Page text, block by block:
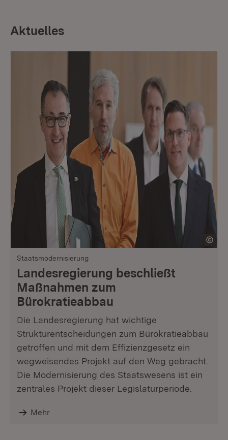
Aktuelles
Staatsmodernisierung
Landesregierung beschließt
Maßnahmen zum
Bürokratieabbau
Die Landesregierung hat wichtige
Strukturentscheidungen zum Bürokratieabbau
getroffen und mit dem Effizienzgesetz ein
wegweisendes Projekt auf den Weg gebracht.
Die Modernisierung des Staatswesens ist ein
zentrales Projekt dieser Legislaturperiode.
Mehr